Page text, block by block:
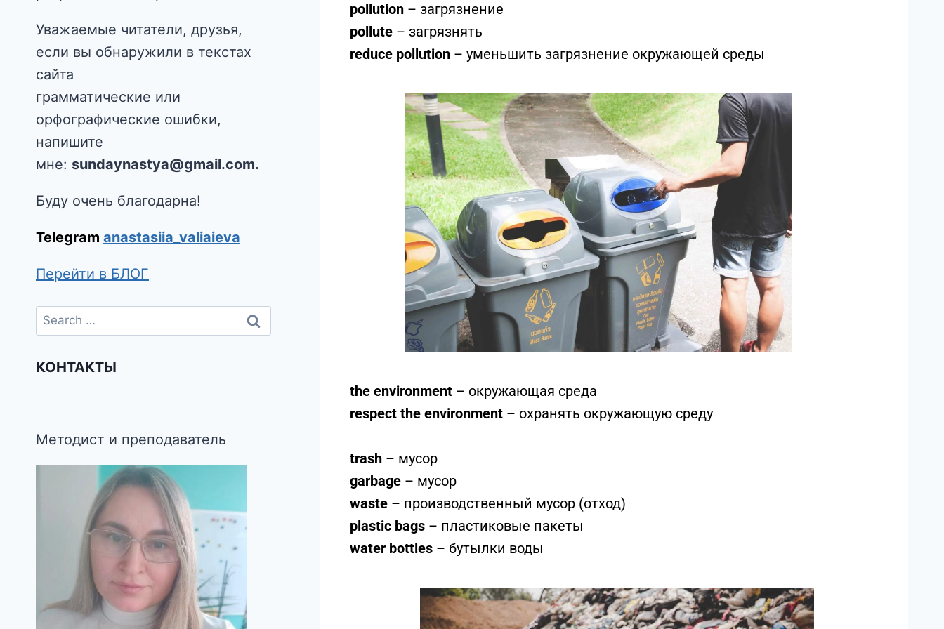
pollution– загрязнение
pollute– загрязнять
reduce pollution– уменьшить загрязнение окружающей среды
the environment– окружающая среда
respect the environment– охранять окружающую среду
trash– мусор
garbage– мусор
waste– производственный мусор (отход)
plastic bags– пластиковые пакеты
water bottles– бутылки воды
Уважаемые читатели, друзья,
если вы обнаружили в текстах
сайта
грамматические или
орфографические ошибки,
напишите
мне: sundaynastya@gmail.com.
Буду очень благодарна!
Telegram anastasiia_valiaieva
Перейти в БЛОГ
КОНТАКТЫ
Методист и преподаватель